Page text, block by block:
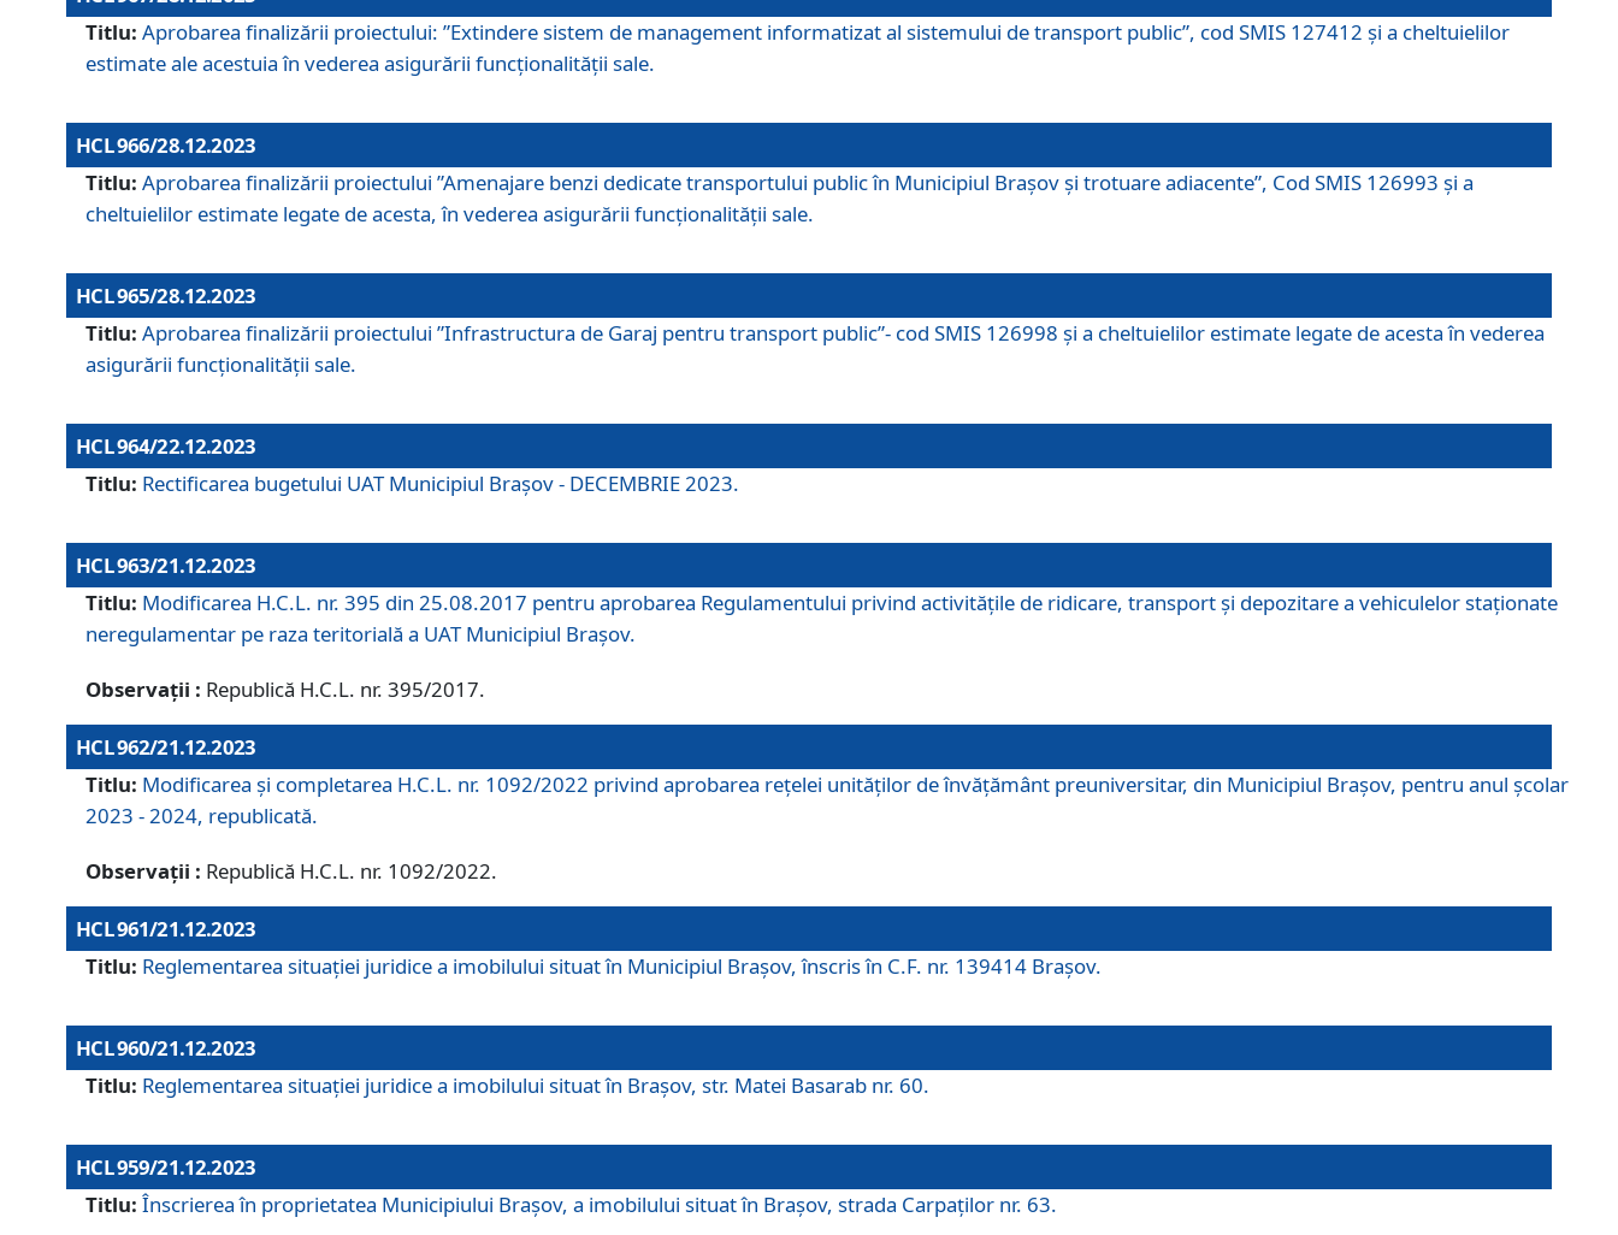
Titlu: Aprobarea finalizării proiectului: ”Extindere sistem de management informatizat al sistemului de transport public”, cod SMIS 127412 și a cheltuielilor
estimate ale acestuia în vederea asigurării funcționalității sale.
HCL 966/28.12.2023
Titlu: Aprobarea finalizării proiectului ”Amenajare benzi dedicate transportului public în Municipiul Brașov şi trotuare adiacente”, Cod SMIS 126993 și a
cheltuielilor estimate legate de acesta, în vederea asigurării funcționalității sale.
HCL 965/28.12.2023
Titlu: Aprobarea finalizării proiectului ”Infrastructura de Garaj pentru transport public”- cod SMIS 126998 și a cheltuielilor estimate legate de acesta în vederea
asigurării funcționalității sale.
HCL 964/22.12.2023
Titlu: Rectificarea bugetului UAT Municipiul Braşov - DECEMBRIE 2023.
HCL 963/21.12.2023
Titlu: Modificarea H.C.L. nr. 395 din 25.08.2017 pentru aprobarea Regulamentului privind activitățile de ridicare, transport şi depozitare a vehiculelor staționate
neregulamentar pe raza teritorială a UAT Municipiul Braşov.
Observații : Republică H.C.L. nr. 395/2017.
HCL 962/21.12.2023
Titlu: Modificarea și completarea H.C.L. nr. 1092/2022 privind aprobarea rețelei unităților de învăţământ preuniversitar, din Municipiul Braşov, pentru anul școlar
2023 - 2024, republicată.
Observații : Republică H.C.L. nr. 1092/2022.
HCL 961/21.12.2023
Titlu: Reglementarea situației juridice a imobilului situat în Municipiul Brașov, înscris în C.F. nr. 139414 Brașov.
HCL 960/21.12.2023
Titlu: Reglementarea situației juridice a imobilului situat în Brașov, str. Matei Basarab nr. 60.
HCL 959/21.12.2023
Titlu: Înscrierea în proprietatea Municipiului Brașov, a imobilului situat în Brașov, strada Carpaților nr. 63.